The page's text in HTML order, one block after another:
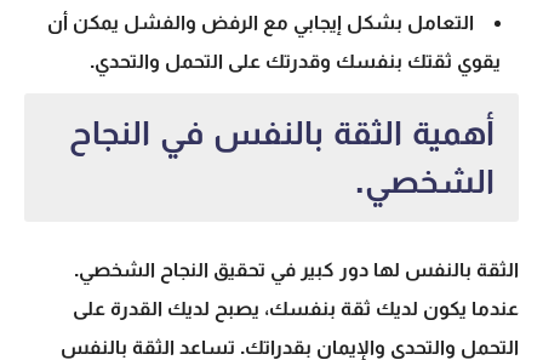
التعامل بشكل إيجابي مع الرفض والفشل يمكن أن
يقوي ثقتك بنفسك وقدرتك على التحمل والتحدي.
أهمية الثقة بالنفس في النجاح
الشخصي.
الثقة بالنفس لها دور كبير في تحقيق النجاح الشخصي.
عندما يكون لديك ثقة بنفسك، يصبح لديك القدرة على
التحمل والتحدي والإيمان بقدراتك. تساعد الثقة بالنفس